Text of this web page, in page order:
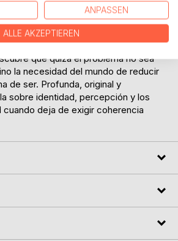
estructural: un punto de
o tal vez libera, el equilibrio de
Mientras la realidad intenta
o convertirla en una única versión
que quizá el problema no sea
la necesidad del mundo de reducir
de ser. Profunda, original y
sobre identidad, percepción y los
cuando deja de exigir coherencia
ANPASSEN
ALLE AKZEPTIEREN